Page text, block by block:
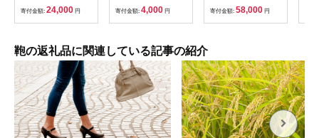
ース 黒 ブラック 鞄
かばん カバン 冠婚葬
祭 卒業式 入学式 メア
市 ]
寄付金額: 24,000 円 寄付金額: 4,000 円 寄付金額: 58,000 円
鞄の返礼品に関連している記事の紹介